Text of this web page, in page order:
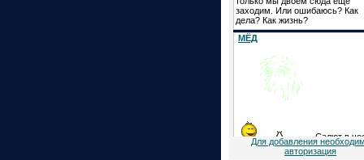
Для добавления
авторизация